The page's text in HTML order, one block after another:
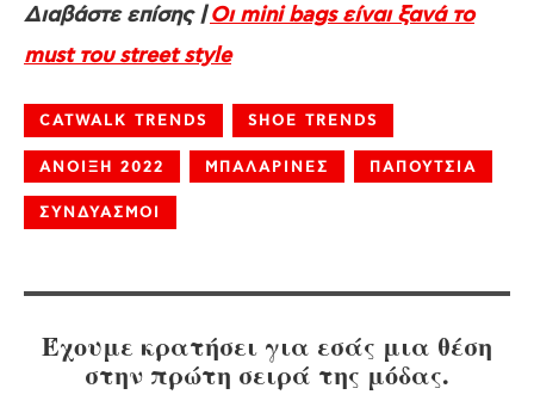
Διαβάστε επίσης |Οι mini bags είναι ξανά το
must του street style
CATWALK TRENDS SHOE TRENDS
ΑΝΟΙΞΗ 2022 ΜΠΑΛΑΡΙΝΕΣ ΠΑΠΟΥΤΣΙΑ
ΣΥΝΔΥΑΣΜΟΙ
Έχουμε κρατήσει για εσάς μια θέση
στην πρώτη σειρά της μόδας.